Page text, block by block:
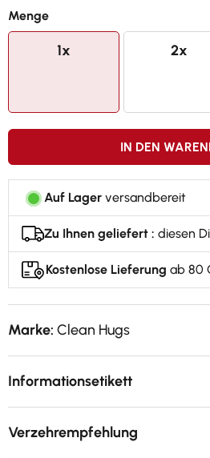
Auf traditionelle Weise in
Menge
1x 2x
IN DEN
Auf Lager versandbereit
Zu Ihnen geliefert : diesen
Kostenlose Lieferung ab 80
Marke: Clean Hugs
Informationsetikett
Verzehrempfehlung